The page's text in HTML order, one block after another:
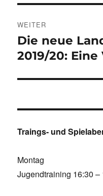
WEITER
Nächster
Beitrag:
Die neue
2019/20: Eine
Traings- und
Montag
Jugendtraining 16:30 –